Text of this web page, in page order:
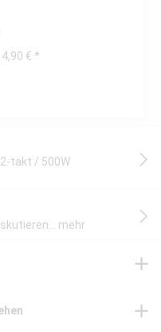
€ *
2-takt / 500W
mehr